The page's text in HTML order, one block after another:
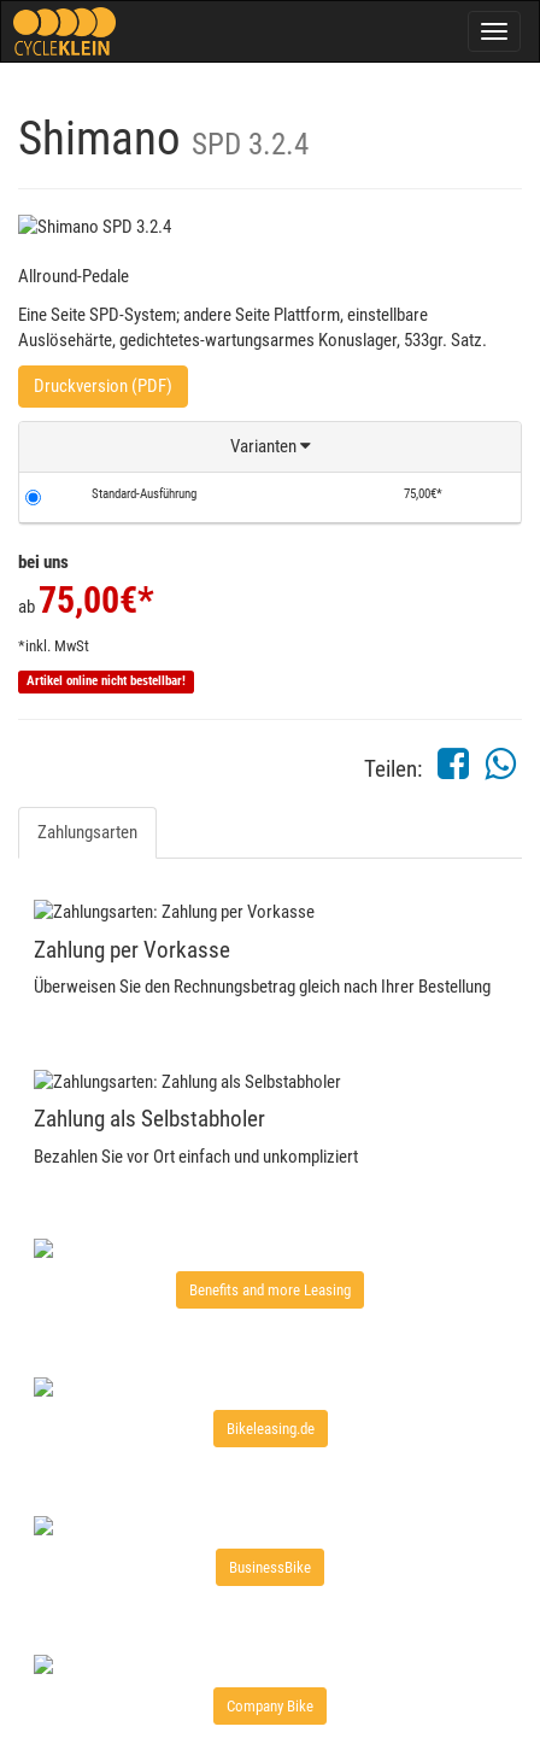
Shimano SPD 3.2.4
Allround-Pedale
Eine Seite SPD-System; andere Seite Plattform, einstellbare
Auslösehärte, gedichtetes-wartungsarmes Konuslager, 533gr. Satz.
Druckversion (PDF)
Varianten
Standard-Ausführung 75,00€*
bei uns
ab 75,00€*
*inkl. MwSt
Artikel online nicht bestellbar!
Teilen:
Zahlungsarten
Zahlung per Vorkasse
Überweisen Sie den Rechnungsbetrag gleich nach Ihrer Bestellung
Zahlung als Selbstabholer
Bezahlen Sie vor Ort einfach und unkompliziert
Benefits and more Leasing
Bikeleasing.de
BusinessBike
Company Bike